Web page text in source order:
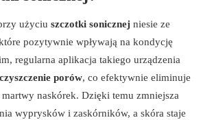
użyciu szczotki sonicznej niesie ze
pozytywnie wpływają na kondycję
regularna aplikacja takiego urządzenia
porów, co efektywnie eliminuje
naskórek. Dzięki temu zmniejsza
wyprysków i zaskórników, a skóra staje